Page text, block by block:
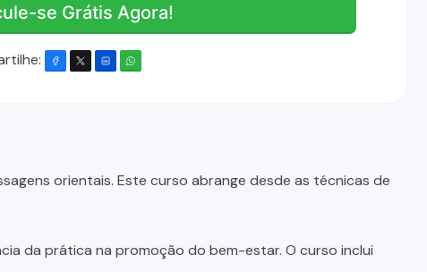
se Grátis Agora!
orientais. Este curso abrange desde as técnicas de
da prática na promoção do bem-estar. O curso inclui